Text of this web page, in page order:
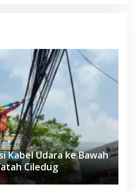
Kabel Udara ke Bawah
Ciledug